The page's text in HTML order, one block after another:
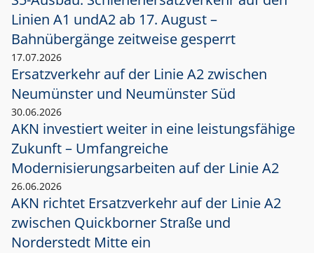
Linien A1 undA2 ab 17. August –
Bahnübergänge zeitweise gesperrt
17.07.2026
Ersatzverkehr auf der Linie A2 zwischen
Neumünster und Neumünster Süd
30.06.2026
AKN investiert weiter in eine leistungsfähige
Zukunft – Umfangreiche
Modernisierungsarbeiten auf der Linie A2
26.06.2026
AKN richtet Ersatzverkehr auf der Linie A2
zwischen Quickborner Straße und
Norderstedt Mitte ein